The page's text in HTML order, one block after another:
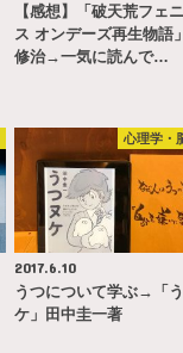
【感想】「破天荒フェ
ス オンデーズ再生物語
修治→一気に読んで…
心理学・
2017.6.10
うつについて学ぶ→「
ケ」田中圭一著